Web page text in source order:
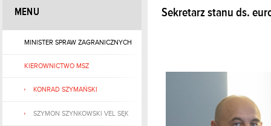
MENU
MINISTER SPRAW ZAGRANICZNYCH
KIEROWNICTWO MSZ
KONRAD SZYMAŃSKI
SZYMON SZYNKOWSKI VEL SĘK
Sekretarz stanu ds.